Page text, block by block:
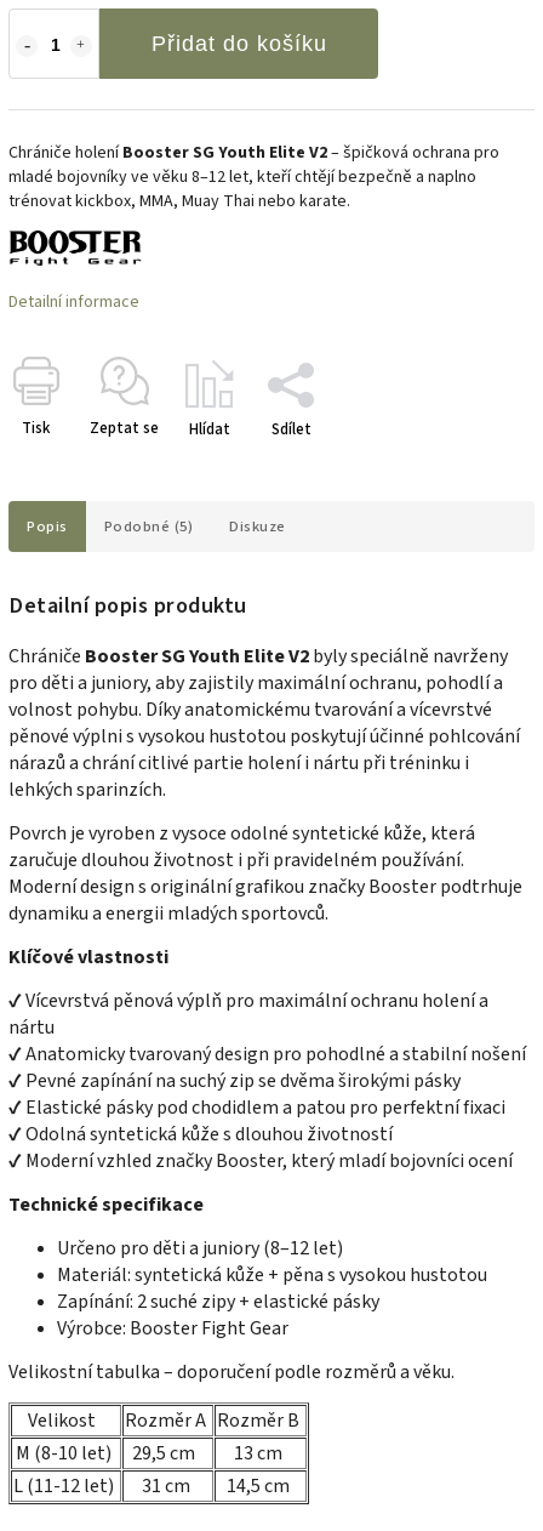
Přidat do košíku
Chrániče holeníBooster SG Youth Elite V2– špičková ochrana pro
mladé bojovníky ve věku 8–12 let, kteří chtějí bezpečně a naplno
trénovat kickbox, MMA, Muay Thai nebo karate.
Detailní informace
Tisk Zeptat se Hlídat Sdílet
Popis Podobné (5) Diskuze
Detailní popis produktu
Chrániče Booster SG Youth Elite V2byly speciálně navrženy
pro děti a juniory, aby zajistily maximální ochranu, pohodlí a
volnost pohybu. Díky anatomickému tvarování a vícevrstvé
pěnové výplni s vysokou hustotou poskytují účinné pohlcování
nárazů a chrání citlivé partie holení i nártu při tréninku i
lehkých sparinzích.
Povrch je vyroben z vysoce odolné syntetické kůže, která
zaručuje dlouhou životnost i při pravidelném používání.
Moderní design s originální grafikou značky Booster podtrhuje
dynamiku a energii mladých sportovců.
Klíčové vlastnosti
✔ Vícevrstvá pěnová výplň pro maximální ochranu holení a
nártu
✔ Anatomicky tvarovaný design pro pohodlné a stabilní nošení
✔ Pevné zapínání na suchý zip se dvěma širokými pásky
✔ Elastické pásky pod chodidlem a patou pro perfektní fixaci
✔ Odolná syntetická kůže s dlouhou životností
✔ Moderní vzhled značky Booster, který mladí bojovníci ocení
Technické specifikace
Určeno pro děti a juniory (8–12 let)
Materiál: syntetická kůže + pěna s vysokou hustotou
Zapínání: 2 suché zipy + elastické pásky
Výrobce: Booster Fight Gear
Velikostní tabulka – doporučení podle rozměrů a věku.
Velikost
Rozměr A Rozměr B
M (8-10 let)
29,5 cm
13 cm
L (11-12 let)
31 cm 14,5 cm